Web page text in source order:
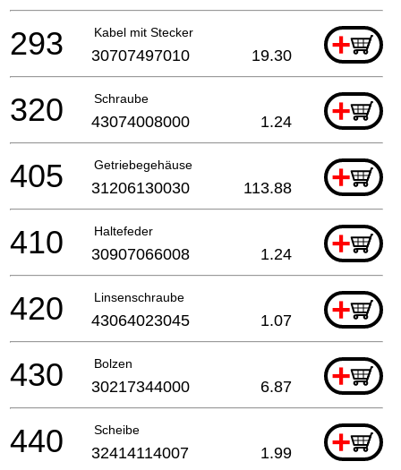
Kabel mit Stecker +
293 30707497010 19.30
Schraube +
320 43074008000 1.24
Getriebegehäuse +
405 31206130030 113.88
Haltefeder +
410 30907066008 1.24
Linsenschraube +
420 43064023045 1.07
Bolzen +
430 30217344000 6.87
Scheibe +
440 32414114007 1.99